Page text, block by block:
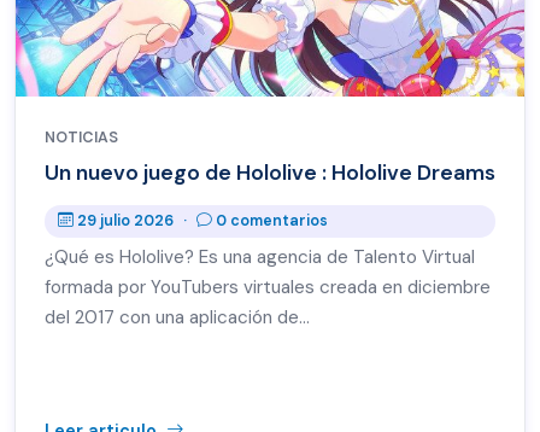
NOTICIAS
Un nuevo juego de Hololive : Hololive Dreams
29 julio 2026 · 0 comentarios
¿Qué es Hololive? Es una agencia de Talento Virtual
formada por YouTubers virtuales creada en diciembre
del 2017 con una aplicación de…